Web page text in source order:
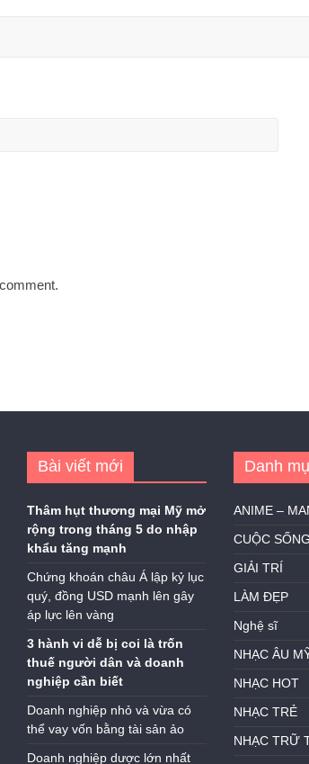
Bài viết mới
Thâm hụt thương mại Mỹ mở
rộng trong tháng 5 do nhập
khẩu tăng mạnh
Chứng khoán châu Á lập kỷ lục
quý, đồng USD mạnh lên gây
áp lực lên vàng
3 hành vi dễ bị coi là trốn
thuế người dân và doanh
nghiệp cần biết
Doanh nghiệp nhỏ và vừa có
thể vay vốn bằng tài sản ảo
Doanh nghiệp dược lớn nhất
Danh
ANIME –
CUỘC
GIẢI TRÍ
LÀM ĐẸP
Nghệ sĩ
NHẠC ÂU
NHẠC HOT
NHẠC TRẺ
NHẠC TRỮ